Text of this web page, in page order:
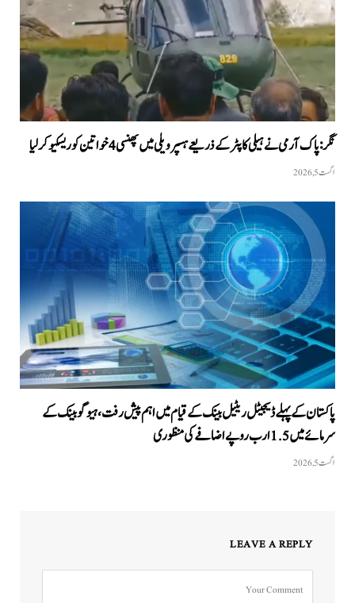
نگر: پاک آرمی نے ہیلی کاپٹر کے ذریعے ہسپر ویلی میں پھنسی 4 خواتین کو ریسکیو کرلیا
اگست 5, 2026
پاکستان کے پہلے ڈیجیٹل ریٹیل بینک کے قیام میں اہم پیش رفت، ہیوگو بینک کے
سرمائے میں 1.5 ارب روپے اضافے کی منظوری
اگست 5, 2026
LEAVE A REPLY